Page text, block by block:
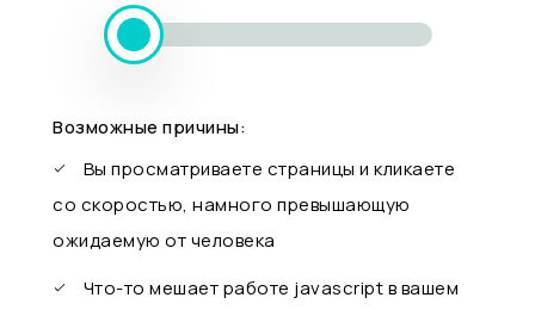
Возможные причины:
Вы просматриваете страницы и кликаете
со скоростью, намного превышающую
ожидаемую от человека
Что-то мешает работе javascript в вашем